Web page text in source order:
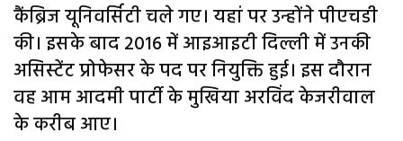
कैंब्रिज यूनिवर्सिटी चले गए। यहां पर उन्होंने पीएचडी
की। इसके बाद 2016 में आइआइटी दिल्ली में उनकी
असिस्टेंट प्रोफेसर के पद पर नियुक्ति हुई। इस दौरान
वह आम आदमी पार्टी के मुखिया अरविंद केजरीवाल
के करीब आए।